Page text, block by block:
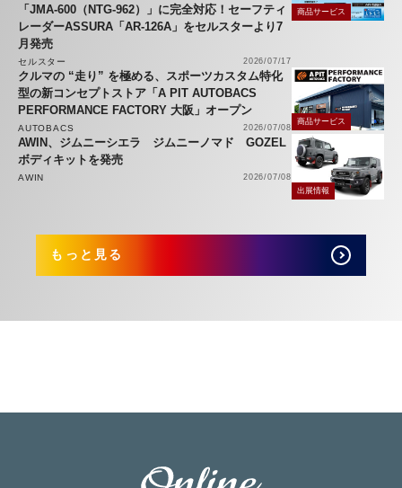
「JMA-600（NTG-962）」に完全対応！セーフティ
レーダーASSURA「AR-126A」をセルスターより7
月発売
セルスター 2026/07/17
商品サービス
クルマの “走り” を極める、スポーツカスタム特化
型の新コンセプトストア「A PIT AUTOBACS
PERFORMANCE FACTORY 大阪」オープン
AUTOBACS 2026/07/08
商品サービス
AWIN、ジムニーシエラ ジムニーノマド GOZEL
ボディキットを発売
AWIN
2026/07/08
出展情報
もっと見る